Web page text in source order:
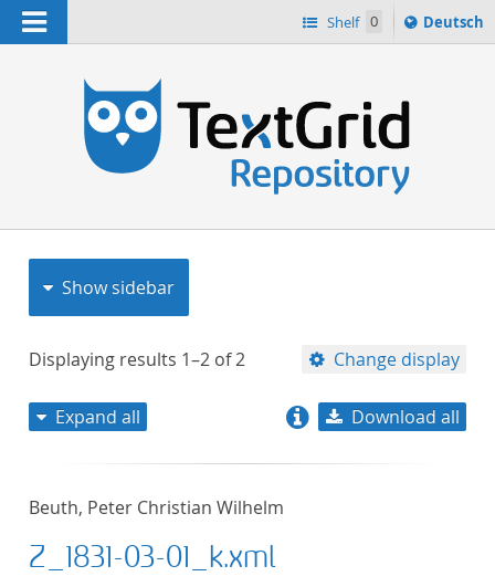
Navigation Shelf 0
Sprache
ï¿½ndern
Deutsch
Show sidebar
Displaying results 1–2 of2 Change display
Expand all Download all
Beuth, Peter Christian Wilhelm
Z_1831-03-01_k.xml